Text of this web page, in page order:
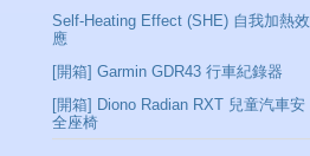
Self-Heating Effect (SHE) 自我加熱效
應
[開箱] Garmin GDR43 行車紀錄器
[開箱] Diono Radian RXT 兒童汽車安
全座椅